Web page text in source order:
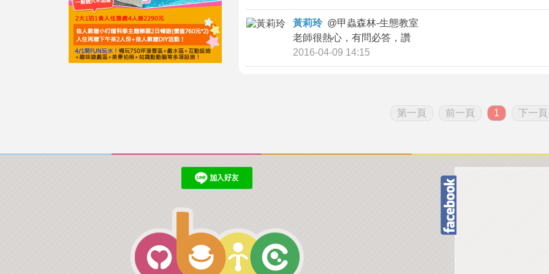
黃莉玲 @甲蟲森林-生態教室
老師很熱心，有問必答，讚
2016-04-09 14:15
第一頁 前一頁 1 下一頁